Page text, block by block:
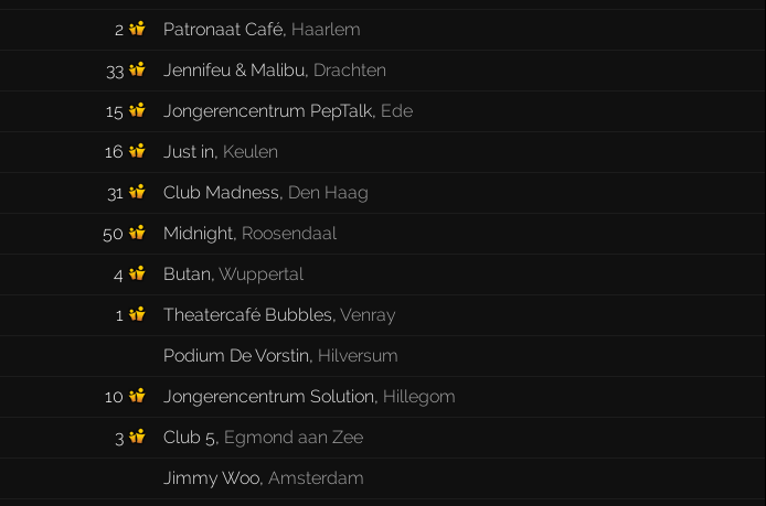
2 Patronaat Café, Haarlem
33 Jennifeu & Malibu, Drachten
15 Jongerencentrum PepTalk, Ede
16 Just in, Keulen
31 Club Madness, Den Haag
50 Midnight, Roosendaal
4 Butan, Wuppertal
1 Theatercafé Bubbles, Venray
Podium De Vorstin, Hilversum
10 Jongerencentrum Solution, Hillegom
3 Club 5, Egmond aan Zee
Jimmy Woo, Amsterdam